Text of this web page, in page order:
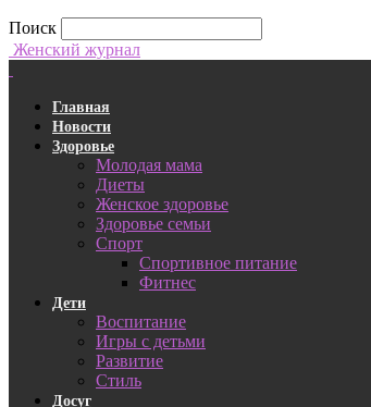
Поиск
Женский журнал
Главная
Новости
Здоровье
Молодая мама
Диеты
Женское здоровье
Здоровье семьи
Спорт
Спортивное питание
Фитнес
Дети
Воспитание
Игры с детьми
Развитие
Стиль
Досуг